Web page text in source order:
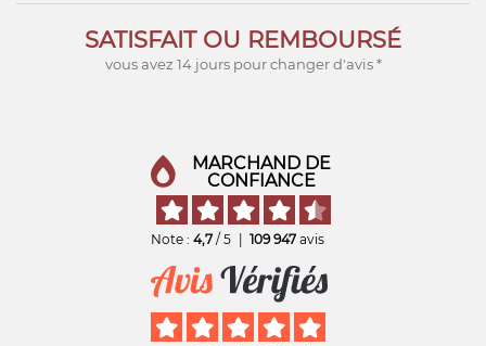
SATISFAIT OU REMBOURSÉ
vous avez 14 jours pour changer d'avis *
MARCHAND DE
CONFIANCE
Note : 4,7 / 5 109 947 avis